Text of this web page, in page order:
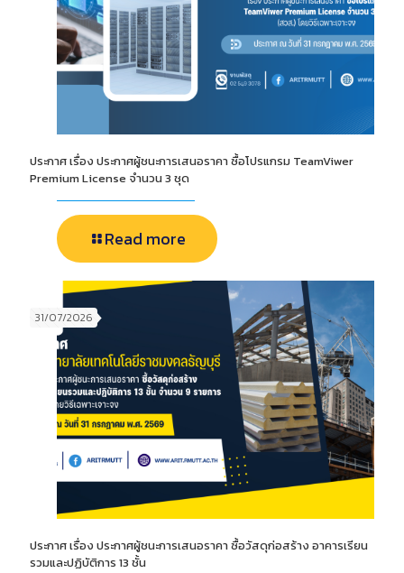
ประกาศ เรื่อง ประกาศผู้ชนะการเสนอราคา ซื้อโปรแกรม TeamViwer
Premium License จำนวน 3 ชุด
Read more
31/07/2026
ประกาศ เรื่อง ประกาศผู้ชนะการเสนอราคา ซื้อวัสดุก่อสร้าง อาคารเรียน
รวมและปฏิบัติการ 13 ชั้น